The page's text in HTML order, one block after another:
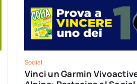
Social
Vinci un Garmin